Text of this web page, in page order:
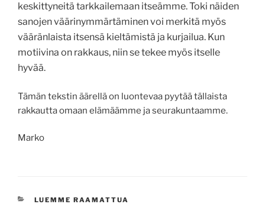
keskittyneitä tarkkailemaan itseämme. Toki näiden
sanojen väärinymmärtäminen voi merkitä myös
vääränlaista itsensä kieltämistä ja kurjailua. Kun
motiivina on rakkaus, niin se tekee myös itselle
hyvää.
Tämän tekstin äärellä on luontevaa pyytää tällaista
rakkautta omaan elämäämme ja seurakuntaamme.
Marko
KATEGORIAT
LUEMME RAAMATTUA